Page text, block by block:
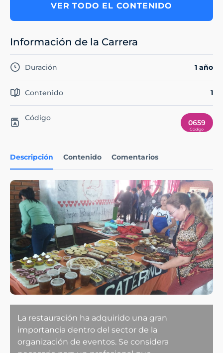
Descripción Contenido Comentarios
La restauración ha adquirido una gran
importancia dentro del sector de la
organización de eventos. Se considera
VER TODO EL CONTENIDO
Información de la Carrera
Duración 1 año
Contenido 1
Código
0659